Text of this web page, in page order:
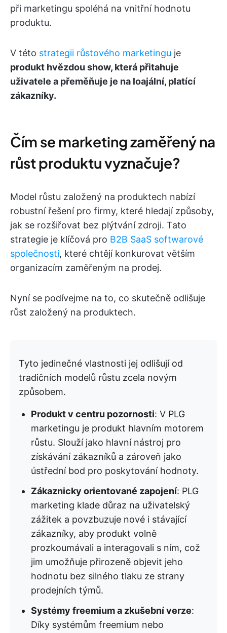
při marketingu spoléhá na vnitřní hodnotu
produktu.
V této strategii růstového marketingu je
produkt hvězdou show, která přitahuje
uživatele a přeměňuje je na loajální, platící
zákazníky.
Čím se marketing zaměřený na
růst produktu vyznačuje?
Model růstu založený na produktech nabízí
robustní řešení pro firmy, které hledají způsoby,
jak se rozšiřovat bez plýtvání zdroji. Tato
strategie je klíčová pro B2B SaaS softwarové
společnosti, které chtějí konkurovat větším
organizacím zaměřeným na prodej.
Nyní se podívejme na to, co skutečně odlišuje
růst založený na produktech.
Tyto jedinečné vlastnosti jej odlišují od
tradičních modelů růstu zcela novým
způsobem.
Produkt v centru pozornosti: V PLG
marketingu je produkt hlavním motorem
růstu. Slouží jako hlavní nástroj pro
získávání zákazníků a zároveň jako
ústřední bod pro poskytování hodnoty.
Zákaznicky orientované zapojení: PLG
marketing klade důraz na uživatelský
zážitek a povzbuzuje nové i stávající
zákazníky, aby produkt volně
prozkoumávali a interagovali s ním, což
jim umožňuje přirozeně objevit jeho
hodnotu bez silného tlaku ze strany
prodejních týmů.
Systémy freemium a zkušební verze:
Díky systémům freemium nebo